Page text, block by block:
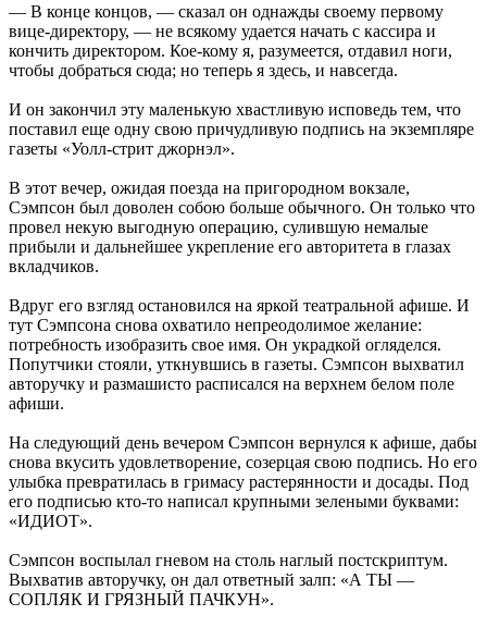
— В конце концов, — сказал он однажды своему первому
вице-директору, — не всякому удается начать с кассира и
кончить директором. Кое-кому я, разумеется, отдавил ноги,
чтобы добраться сюда; но теперь я здесь, и навсегда.
И он закончил эту маленькую хвастливую исповедь тем, что
поставил еще одну свою причудливую подпись на экземпляре
газеты «Уолл-стрит джорнэл».
В этот вечер, ожидая поезда на пригородном вокзале,
Сэмпсон был доволен собою больше обычного. Он только что
провел некую выгодную операцию, сулившую немалые
прибыли и дальнейшее укрепление его авторитета в глазах
вкладчиков.
Вдруг его взгляд остановился на яркой театральной афише. И
тут Сэмпсона снова охватило непреодолимое желание:
потребность изобразить свое имя. Он украдкой огляделся.
Попутчики стояли, уткнувшись в газеты. Сэмпсон выхватил
авторучку и размашисто расписался на верхнем белом поле
афиши.
На следующий день вечером Сэмпсон вернулся к афише, дабы
снова вкусить удовлетворение, созерцая свою подпись. Но его
улыбка превратилась в гримасу растерянности и досады. Под
его подписью кто-то написал крупными зелеными буквами:
«ИДИОТ».
Сэмпсон воспылал гневом на столь наглый постскриптум.
Выхватив авторучку, он дал ответный залп: «А ТЫ —
СОПЛЯК И ГРЯЗНЫЙ ПАЧКУН».